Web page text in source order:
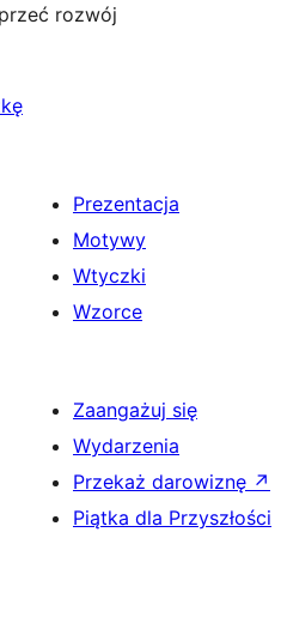
rozwój
Prezentacja
Motywy
Wtyczki
Wzorce
Zaangażuj się
Wydarzenia
Przekaż darowiznę ↗
Piątka dla Przyszłości